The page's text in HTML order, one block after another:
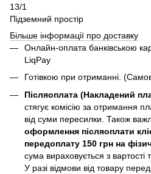
13/1
Підземний простір
Більше інформації про доставку
Онлайн-оплата банківською
LiqPay
Готівкою при отриманні.
Післяоплата (Накладений
стягує комісію за отримання
від суми пересилки. Також
оформлення післяоплати
передоплату 150 грн на
сума вираховується з вартості
У разі відмови від товару